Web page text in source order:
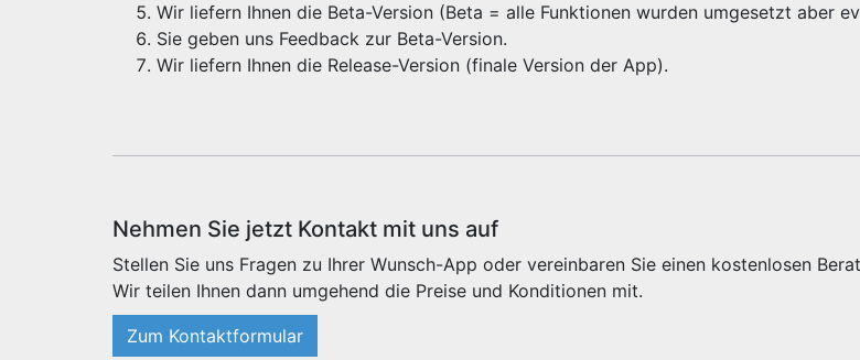
Wir liefern Ihnen die Beta-Version (Beta = alle Funktionen wurden umgesetzt aber
Sie geben uns Feedback zur Beta-Version.
Wir liefern Ihnen die Release-Version (finale Version der App).
Nehmen Sie jetzt Kontakt mit uns auf
Stellen Sie uns Fragen zu Ihrer Wunsch-App oder vereinbaren Sie einen kostenlosen
Wir teilen Ihnen dann umgehend die Preise und Konditionen mit.
Zum Kontaktformular